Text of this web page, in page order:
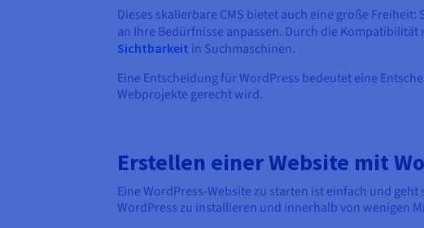
Dieses skalierbare CMS bietet auch eine große
an Ihre Bedürfnisse anpassen. Durch die
Sichtbarkeit in Suchmaschinen.
Eine Entscheidung für WordPress bedeutet eine
Webprojekte gerecht wird.
Erstellen einer Website mit
Eine WordPress-Website zu starten ist einfach und
WordPress zu installieren und innerhalb von wenigen